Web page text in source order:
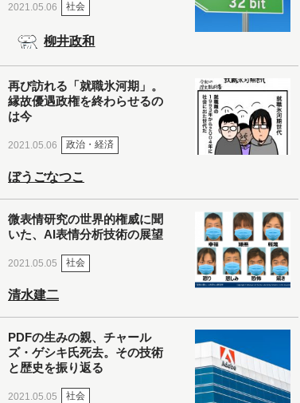
2021.05.06 社会
柳井政和
再び訪れる「就職氷河期」。
縁故優遇政権を終わらせるの
は今
2021.05.06 政治・経済
ぼうごなつこ
微表情研究の世界的権威に聞
いた、AI表情分析技術の展望
2021.05.05 社会
清水建二
PDFの生みの親、チャール
ズ・ゲシキ氏死去。その技術
と歴史を振り返る
2021.05.05 社会